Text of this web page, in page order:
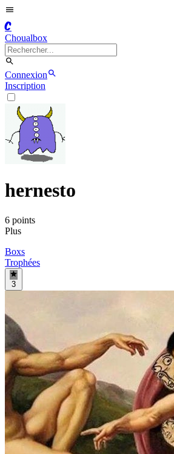
C
Choualbox
Connexion
Inscription
hernesto
6 points
Plus
Boxs
Trophées
3